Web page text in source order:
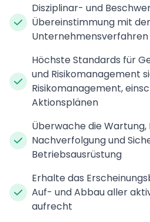
Disziplinar- und
Übereinstimmung mit
Höchste Standards für
und Risikomanagement
Risikomanagement,
Aktionsplänen
Überwache die Wartung,
Nachverfolgung und
Betriebsausrüstung
Erhalte das
Auf- und Abbau aller
aufrecht